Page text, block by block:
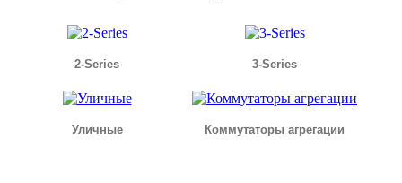
2-Series 3-Series
Уличные Коммутаторы агрегации